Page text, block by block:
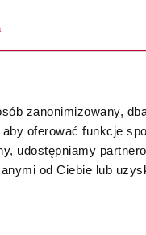
zanonimizowany,
oferować funkcje
udostępniamy
od Ciebie lub